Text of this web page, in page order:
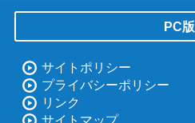
PC版
サイトポリシー
プライバシーポリシー
リンク